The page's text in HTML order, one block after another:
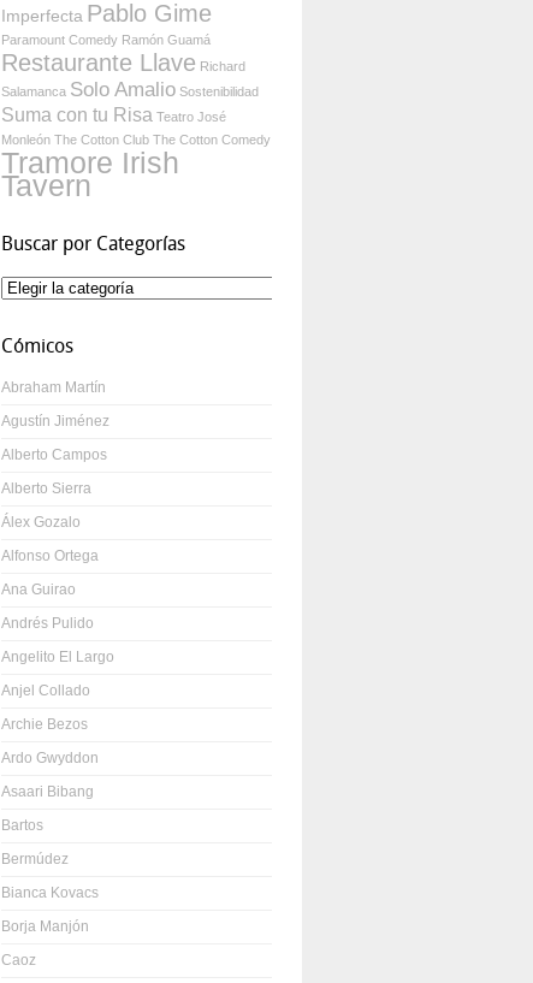
Imperfecta Pablo Gime
Paramount Comedy Ramón Guamá
Restaurante Llave Richard
Salamanca Solo Amalio Sostenibilidad
Suma con tu Risa Teatro José
Monleón The Cotton Club The Cotton Comedy
Tramore Irish
Tavern
Buscar por Categorías
Buscar
Cómicos
Abraham Martín
Agustín Jiménez
Alberto Campos
Alberto Sierra
Álex Gozalo
Alfonso Ortega
Ana Guirao
Andrés Pulido
Angelito El Largo
Anjel Collado
Archie Bezos
Ardo Gwyddon
Asaari Bibang
Bartos
Bermúdez
Bianca Kovacs
Borja Manjón
Caoz